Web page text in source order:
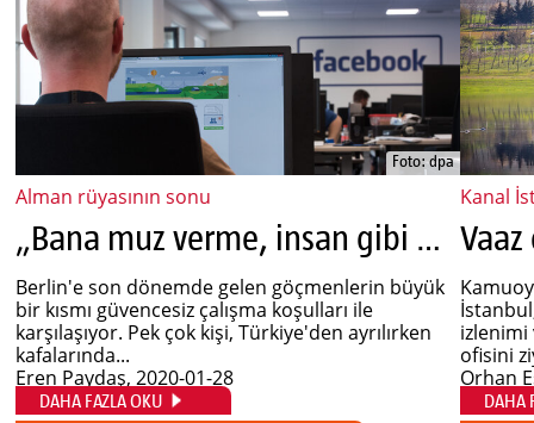
Foto: dpa
Alman rüyasının sonu
„Bana muz verme, insan gibi maaş ver“
Berlin'e son dönemde gelen göçmenlerin büyük
bir kısmı güvencesiz çalışma koşulları ile
karşılaşıyor. Pek çok kişi, Türkiye'den ayrılırken
kafalarında...
Eren Paydaş, 2020-01-28
DAHA FAZLA OKU
Kanal
izlenimi
ofisini
Orhan
DAHA